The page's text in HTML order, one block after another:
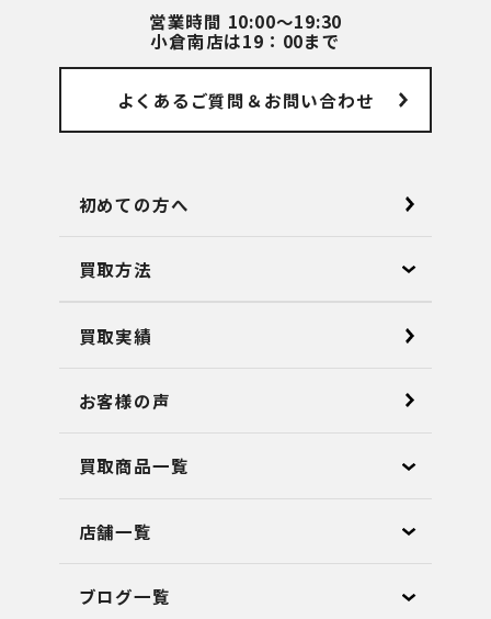
営業時間 10:00～19:30
小倉南店は19：00まで
よくあるご質問 ＆お問い合わせ
初めての方へ
買取方法
買取実績
お客様の声
買取商品一覧
店舗⼀覧
ブログ⼀覧